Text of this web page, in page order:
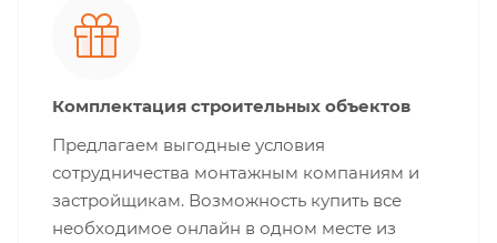
Комплектация строительных объектов
Предлагаем выгодные условия
сотрудничества монтажным компаниям и
застройщикам. Возможность купить все
необходимое онлайн в одном месте из